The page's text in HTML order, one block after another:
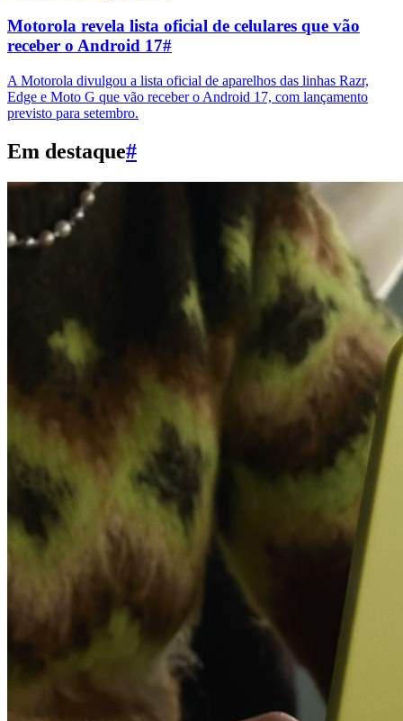
Motorola revela lista oficial de celulares que vão
receber o Android 17#
A Motorola divulgou a lista oficial de aparelhos das linhas Razr,
Edge e Moto G que vão receber o Android 17, com lançamento
previsto para setembro.
Em destaque#